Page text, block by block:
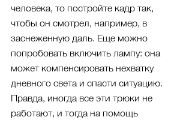
человека, то постройте кадр так,
чтобы он смотрел, например, в
заснеженную даль. Еще можно
попробовать включить лампу: она
может компенсировать нехватку
дневного света и спасти ситуацию.
Правда, иногда все эти трюки не
работают, и тогда на помощь